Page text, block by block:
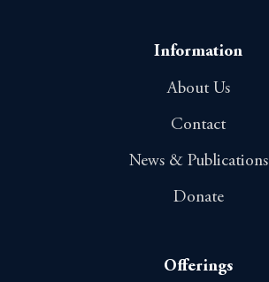
Information
About Us
Contact
News & Publications
Donate
Offerings